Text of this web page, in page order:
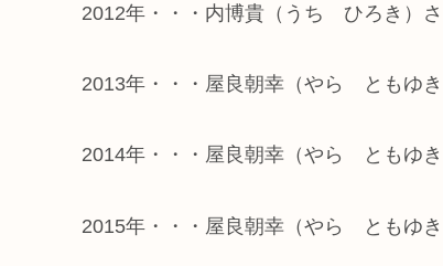
2012年・・・内博貴（うち ひろき）
2013年・・・屋良朝幸（やら ともゆ
2014年・・・屋良朝幸（やら ともゆ
2015年・・・屋良朝幸（やら ともゆ